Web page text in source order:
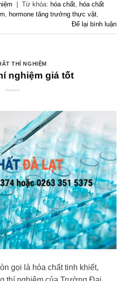
Từ khóa: hóa chất, hóa chất
, hormone tăng trưởng thực vật,
Để lại bình luận
THÍ NGHIỆM
nghiệm giá tốt
gọi là hóa chất tinh khiết,